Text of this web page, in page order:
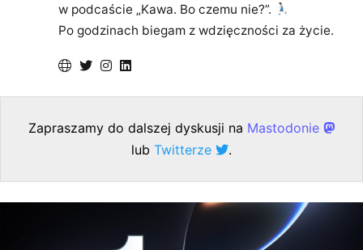
w podcaście „Kawa. Bo czemu nie?”.
Po godzinach biegam z wdzięczności za życie.
Zapraszamy do dalszej dyskusji na Mastodonie
lub Twitterze .